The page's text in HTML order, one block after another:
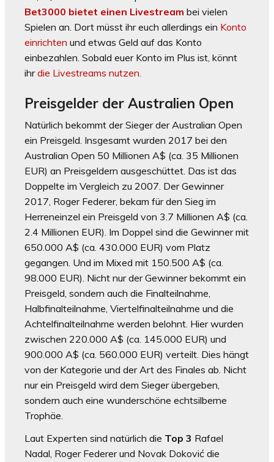
Bet3000 bietet einen Livestream bei vielen
Spielen an. Dort müsst ihr euch allerdings ein Konto
einrichten und etwas Geld auf das Konto
einbezahlen. Sobald euer Konto im Plus ist, könnt
ihrdie Livestreams nutzen.
Preisgelder der Australien Open
Natürlich bekommt der Sieger der Australian Open
ein Preisgeld. Insgesamt wurden 2017 bei den
Australian Open 50 Millionen A$ (ca. 35 Millionen
EUR) an Preisgeldern ausgeschüttet. Das ist das
Doppelte im Vergleich zu 2007. Der Gewinner
2017, Roger Federer, bekam für den Sieg im
Herreneinzel ein Preisgeld von 3.7 Millionen A$ (ca.
2.4 Millionen EUR). Im Doppel sind die Gewinner mit
650.000 A$ (ca. 430.000 EUR) vom Platz
gegangen. Und im Mixed mit 150.500 A$ (ca.
98.000 EUR). Nicht nur der Gewinner bekommt ein
Preisgeld, sondern auch die Finalteilnahme,
Halbfinalteilnahme, Viertelfinalteilnahme und die
Achtelfinalteilnahme werden belohnt. Hier wurden
zwischen 220.000 A$ (ca. 145.000 EUR) und
900.000 A$ (ca. 560.000 EUR) verteilt. Dies hängt
von der Kategorie und der Art des Finales ab. Nicht
nur ein Preisgeld wird dem Sieger übergeben,
sondern auch eine wunderschöne echtsilberne
Trophäe.
Laut Experten sind natürlich die Top 3 Rafael
Nadal, Roger Federer und Novak Doković die